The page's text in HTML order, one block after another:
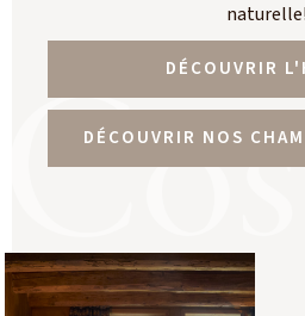
naturelle!
DÉCOUVRIR
DÉCOUVRIR NOS